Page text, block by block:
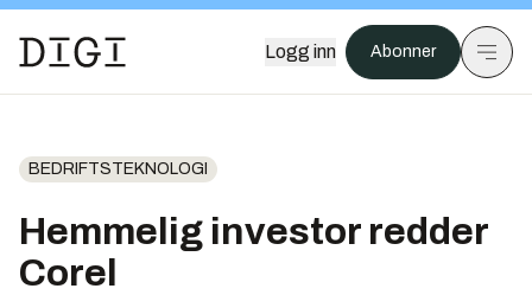
Logg inn Abonner
BEDRIFTSTEKNOLOGI
Hemmelig investor redder
Corel